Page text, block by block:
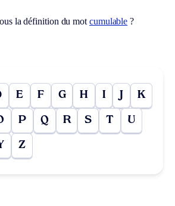
la définition du mot cumulable ?
E F G H I J K
P Q R S T U
Z